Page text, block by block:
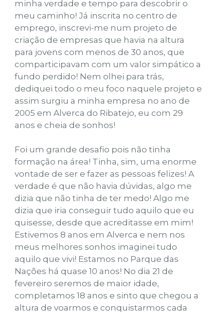
minha verdade e tempo para descobrir o
meu caminho! Já inscrita no centro de
emprego, inscrevi-me num projeto de
criação de empresas que havia na altura
para jovens com menos de 30 anos, que
comparticipavam com um valor simpático a
fundo perdido! Nem olhei para trás,
dediquei todo o meu foco naquele projeto e
assim surgiu a minha empresa no ano de
2005 em Alverca do Ribatejo, eu com 29
anos e cheia de sonhos!
Foi um grande desafio pois não tinha
formação na área! Tinha, sim, uma enorme
vontade de ser e fazer as pessoas felizes! A
verdade é que não havia dúvidas, algo me
dizia que não tinha de ter medo! Algo me
dizia que iria conseguir tudo aquilo que eu
quisesse, desde que acreditasse em mim!
Estivemos 8 anos em Alverca e nem nos
meus melhores sonhos imaginei tudo
aquilo que vivi! Estamos no Parque das
Nações há quase 10 anos! No dia 21 de
fevereiro seremos de maior idade,
completamos 18 anos e sinto que chegou a
altura de voarmos e conquistarmos cada